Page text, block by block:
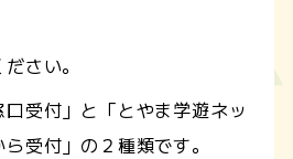
さい。
受付」と「とやま学遊ネッ
受付」の２種類です。